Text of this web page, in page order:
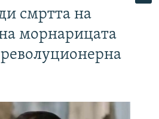
смртта на
морнарицата